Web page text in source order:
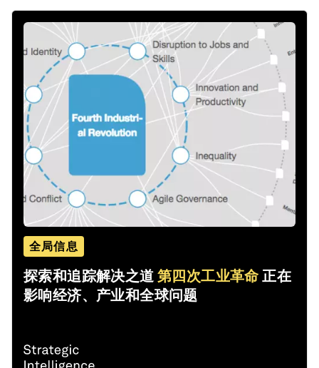
全局信息
探索和追踪解决之道第四次工业革命正在
影响经济、产业和全球问题